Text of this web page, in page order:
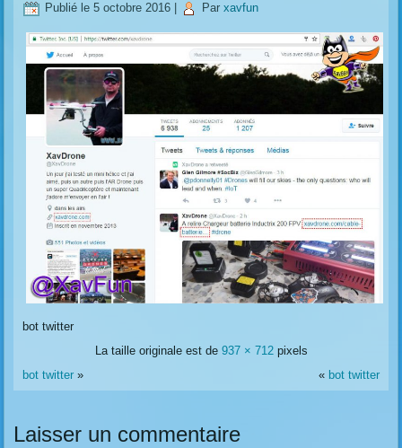
Publié le 5 octobre 2016 Par xavfun
bot twitter
La taille originale est de 937 × 712pixels
bot twitter » « bot twitter
Laisser un commentaire